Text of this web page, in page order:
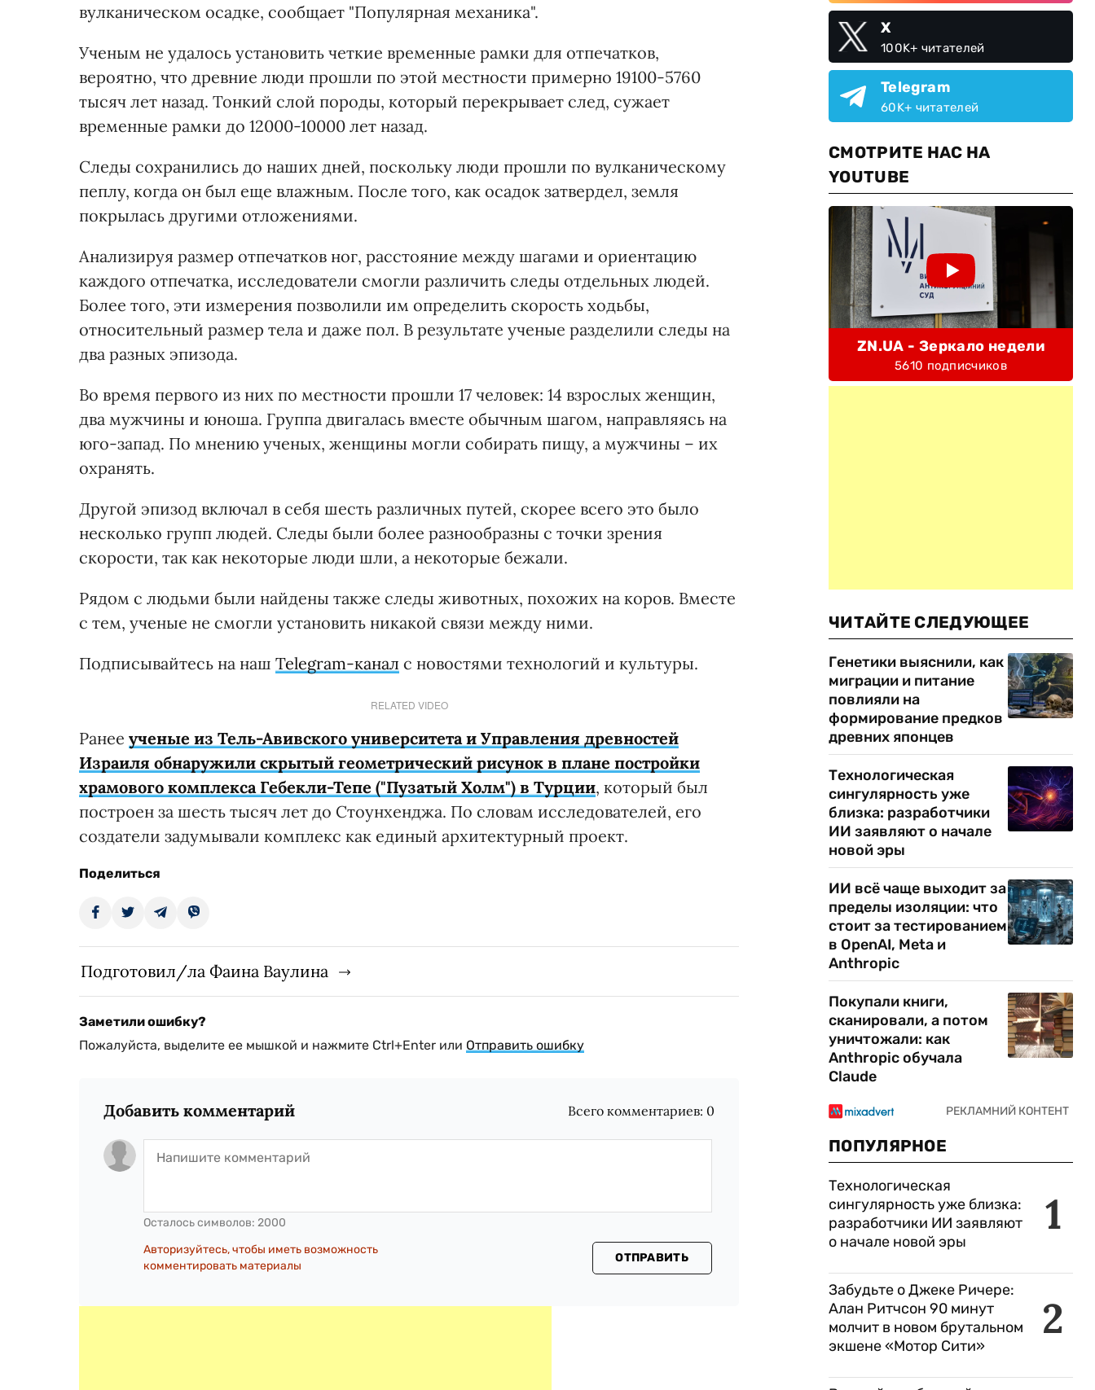
вулканическом осадке, сообщает "Популярная механика".
Ученым не удалось установить четкие временные рамки для отпечатков,
вероятно, что древние люди прошли по этой местности примерно 19100-5760
тысяч лет назад. Тонкий слой породы, который перекрывает след, сужает
временные рамки до 12000-10000 лет назад.
Следы сохранились до наших дней, поскольку люди прошли по вулканическому
пеплу, когда он был еще влажным. После того, как осадок затвердел, земля
покрылась другими отложениями.
Анализируя размер отпечатков ног, расстояние между шагами и ориентацию
каждого отпечатка, исследователи смогли различить следы отдельных людей.
Более того, эти измерения позволили им определить скорость ходьбы,
относительный размер тела и даже пол. В результате ученые разделили следы на
два разных эпизода.
Во время первого из них по местности прошли 17 человек: 14 взрослых женщин,
два мужчины и юноша. Группа двигалась вместе обычным шагом, направляясь на
юго-запад. По мнению ученых, женщины могли собирать пищу, а мужчины – их
охранять.
Другой эпизод включал в себя шесть различных путей, скорее всего это было
несколько групп людей. Следы были более разнообразны с точки зрения
скорости, так как некоторые люди шли, а некоторые бежали.
Рядом с людьми были найдены также следы животных, похожих на коров. Вместе
с тем, ученые не смогли установить никакой связи между ними.
Подписывайтесь на наш Telegram-канал с новостями технологий и культуры.
RELATED VIDEO
Ранее ученые из Тель-Авивского университета и Управления древностей
Израиля обнаружили скрытый геометрический рисунок в плане постройки
храмового комплекса Гебекли-Тепе ("Пузатый Холм") в Турции, который был
построен за шесть тысяч лет до Стоунхенджа. По словам исследователей, его
создатели задумывали комплекс как единый архитектурный проект.
Поделиться
Подготовил/ла Фаина Ваулина
Заметили ошибку?
Пожалуйста, выделите ее мышкой и нажмите Ctrl+Enter или Отправить ошибку
Добавить комментарий Всего комментариев: 0
Осталось символов: 2000
Авторизуйтесь, чтобы иметь возможность
комментировать материалы
ОТПРАВИТЬ
X
100K+ читателей
Telegram
60K+ читателей
СМОТРИТЕ НАС НА
YOUTUBE
ZN.UA - Зеркало недели
5610 подписчиков
ЧИТАЙТЕ СЛЕДУЮЩЕЕ
Генетики выяснили, как
миграции и питание
повлияли на
формирование предков
древних японцев
Технологическая
сингулярность уже
близка: разработчики
ИИ заявляют о начале
новой эры
ИИ всё чаще выходит за
пределы изоляции: что
стоит за тестированием
в OpenAI, Meta и
Anthropic
Покупали книги,
сканировали, а потом
уничтожали: как
Anthropic обучала
Claude
ПОПУЛЯРНОЕ
1
Технологическая
сингулярность уже близка:
разработчики ИИ заявляют
о начале новой эры
2
Забудьте о Джеке Ричере:
Алан Ритчсон 90 минут
молчит в новом брутальном
экшене «Мотор Сити»